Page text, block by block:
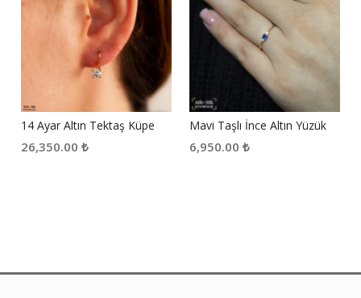
14 Ayar Altın Tektaş Küpe
26,350.00 ₺
Mavi Taşlı İnce Altın Yüzük
6,950.00 ₺